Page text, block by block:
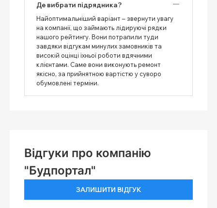
Де вибрати підрядника?
Найоптимальніший варіант – звернути увагу
на компанії, що займають лідируючі рядки
нашого рейтингу. Вони потрапили туди
завдяки відгукам минулих замовників та
високій оцінці їхньої роботи вдячними
клієнтами. Саме вони виконують ремонт
якісно, ​​за прийнятною вартістю у суворо
обумовлені терміни.
Відгуки про компанію
"Будпортал"
ЗАЛИШИТИ ВІДГУК